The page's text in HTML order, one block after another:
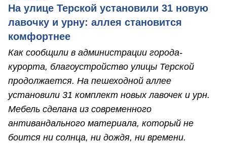
На улице Терской установили 31 новую
лавочку и урну: аллея становится
комфортнее
Как сообщили в администрации города-
курорта, благоустройство улицы Терской
продолжается. На пешеходной аллее
установили 31 комплект новых лавочек и урн.
Мебель сделана из современного
антивандального материала, который не
боится ни солнца, ни дождя, ни времени.